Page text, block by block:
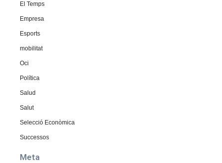
El Temps
Empresa
Esports
mobilitat
Oci
Política
Salud
Salut
Selecció Econòmica
Successos
Meta